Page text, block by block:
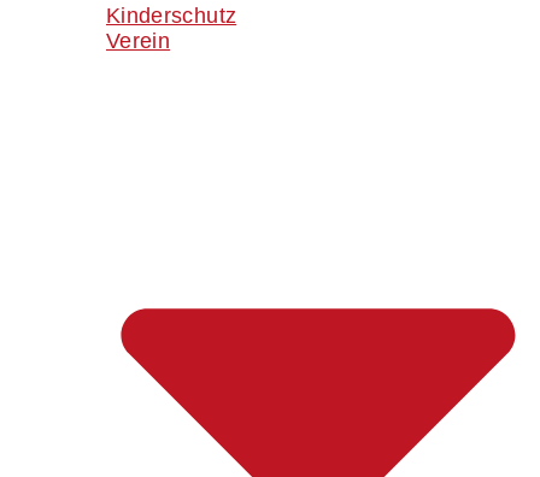
Kinderschutz
Verein